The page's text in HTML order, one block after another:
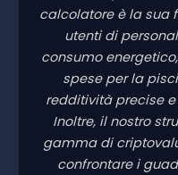
calcolatore è la sua
utenti di
consumo
spese per la
redditività precise
Inoltre, il nostro
gamma di
confrontare i